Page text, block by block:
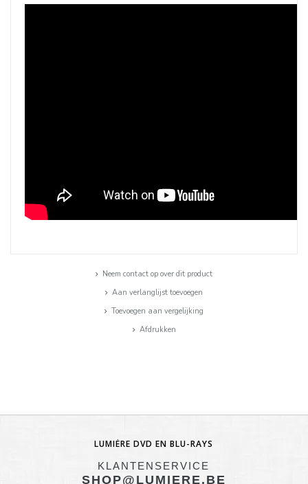
Neem contact op over dit product
Aan verlanglijst toevoegen
Toevoegen aan vergelijking
Afdrukken
LUMIÈRE DVD EN BLU-RAYS
KLANTENSERVICE
SHOP@LUMIERE.BE